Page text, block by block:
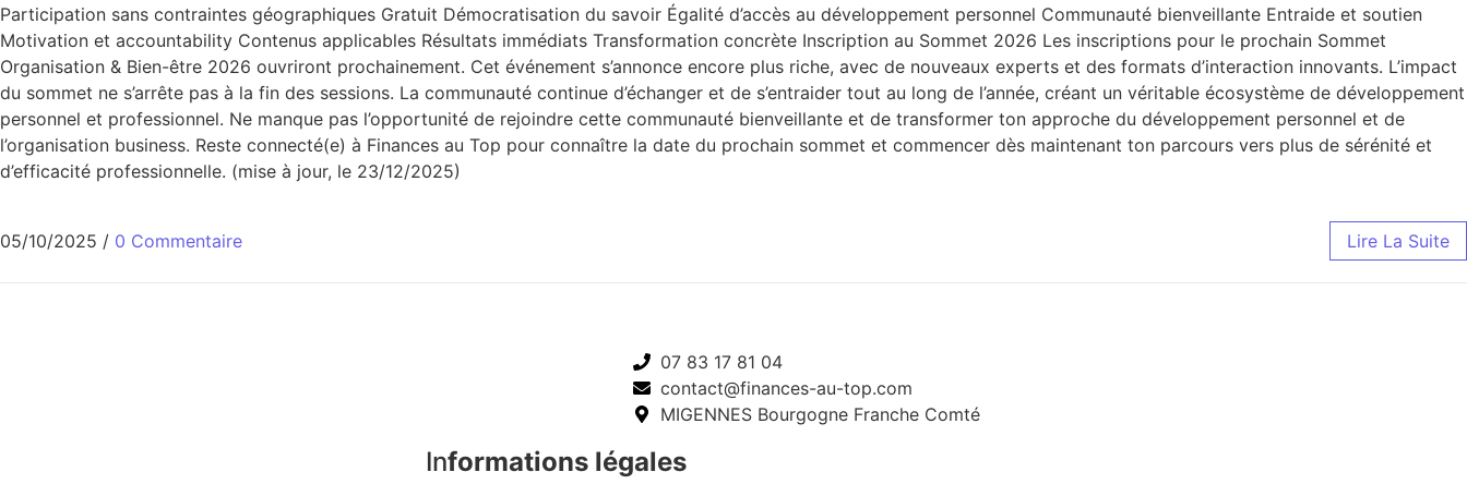
Participation sans contraintes géographiques Gratuit Démocratisation du savoir Égalité d’accès au développement personnel Communauté bienveillante Entraide et soutien
Motivation et accountability Contenus applicables Résultats immédiats Transformation concrète Inscription au Sommet 2026 Les inscriptions pour le prochain Sommet
Organisation & Bien-être 2026 ouvriront prochainement. Cet événement s’annonce encore plus riche, avec de nouveaux experts et des formats d’interaction innovants. L’impact
du sommet ne s’arrête pas à la fin des sessions. La communauté continue d’échanger et de s’entraider tout au long de l’année, créant un véritable écosystème de développement
personnel et professionnel. Ne manque pas l’opportunité de rejoindre cette communauté bienveillante et de transformer ton approche du développement personnel et de
l’organisation business. Reste connecté(e) à Finances au Top pour connaître la date du prochain sommet et commencer dès maintenant ton parcours vers plus de sérénité et
d’efficacité professionnelle. (mise à jour, le 23/12/2025)
05/10/2025 / 0 Commentaire Lire La Suite
07 83 17 81 04
contact@finances-au-top.com
MIGENNES Bourgogne Franche Comté
Informations légales